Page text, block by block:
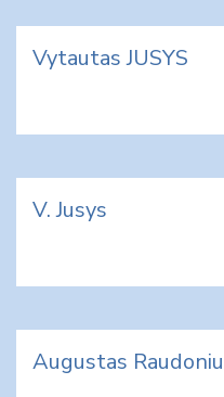
Vytautas JUSYS
V. Jusys
Augustas